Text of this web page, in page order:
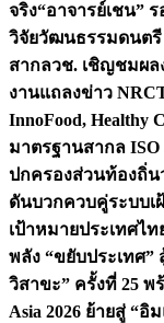
จริง“อาจารย์เชน”
วิจัยวัฒนธรรมดนต
สากลวช. เชิญชมผล
งานแถลงข่าว
InnoFood, Healthy
มาตรฐานสากล ISO
ปกครองส่วนท้องถิ่น
ดันบวกควบคู่ระบบเ
เป้าหมายประเทศไ
พลัง “ขยับประเทศ”
วิสาขะ” ครั้งที่ 25
Asia 2026 ย้ายสู่ “